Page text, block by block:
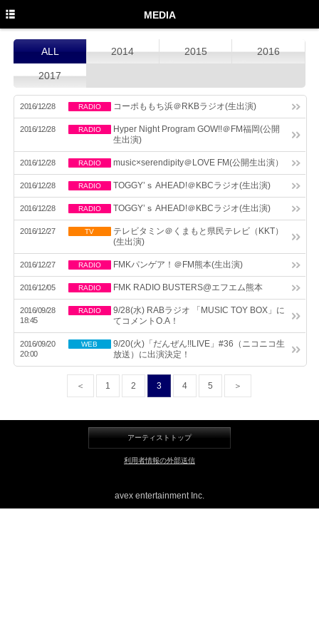
MEDIA
ALL 2014 2015 2016
2017
2016/12/28 RADIO コーポももち浜＠RKBラジオ(生出演)
2016/12/28 RADIO
Hyper Night Program GOW!!＠FM福岡(公開
生出演)
2016/12/28 RADIO music×serendipity＠LOVE FM(公開生出演）
2016/12/28 RADIO TOGGY’ｓ AHEAD!＠KBCラジオ(生出演)
2016/12/28 RADIO TOGGY’ｓ AHEAD!＠KBCラジオ(生出演)
2016/12/27 TV
テレビタミン＠くまもと県民テレビ（KKT）
(生出演)
2016/12/27 RADIO FMKパンゲア！＠FM熊本(生出演)
2016/12/05 RADIO FMK RADIO BUSTERS@エフエム熊本
2016/09/28
18:45
RADIO
9/28(水) RABラジオ 「MUSIC TOY BOX」に
てコメントO.A！
2016/09/20
20:00
WEB
9/20(火)「だんぜん!!LIVE」#36（ニコニコ生
放送）に出演決定！
＜ 1 2 3 4 5 ＞
アーティストトップ
利用者情報の外部送信
avex entertainment Inc.
PROFILE
MEDIA
LIVE
DISCOGRAPHY
GOODS
Twitter
Instagram
Facebook
YouTube
LINE